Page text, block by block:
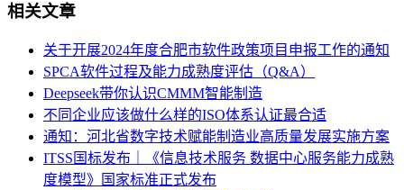
相关文章
关于开展2024年度合肥市软件政策项目申报工作的通知
SPCA软件过程及能力成熟度评估（Q&A）
Deepseek带你认识CMMM智能制造
不同企业应该做什么样的ISO体系认证最合适
通知：河北省数字技术赋能制造业高质量发展实施方案
ITSS国标发布｜《信息技术服务 数据中心服务能力成熟
度模型》国家标准正式发布